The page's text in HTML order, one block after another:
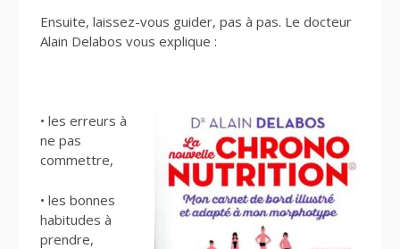
Ensuite, laissez-vous guider, pas à pas. Le docteur
Alain Delabos vous explique :
• les erreurs à
ne pas
commettre,
• les bonnes
habitudes à
prendre,